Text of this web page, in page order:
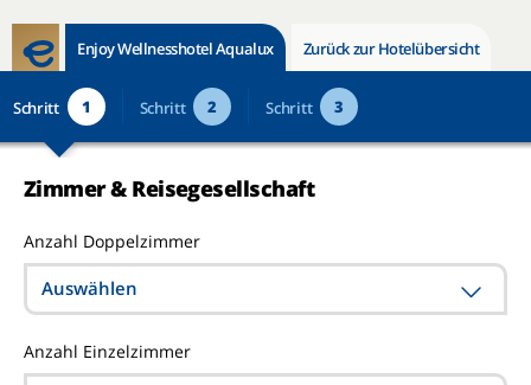
Enjoy Wellnesshotel Aqualux Zurück zur Hotelübersicht
Schritt 1 Schritt 2 Schritt 3
Zimmer & Reisegesellschaft
Anzahl Doppelzimmer
Auswählen
Anzahl Einzelzimmer